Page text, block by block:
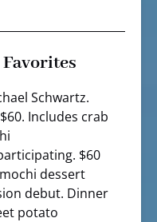
Favorites
Schwartz.
Includes crab
$60
dessert
debut. Dinner
potato